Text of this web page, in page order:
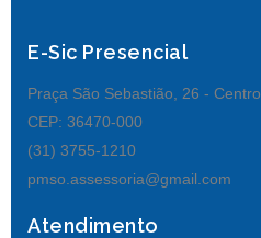
E-Sic Presencial
Praça São Sebastião, 26 - Centro
CEP: 36470-000
(31) 3755-1210
pmso.assessoria@gmail.com
Atendimento